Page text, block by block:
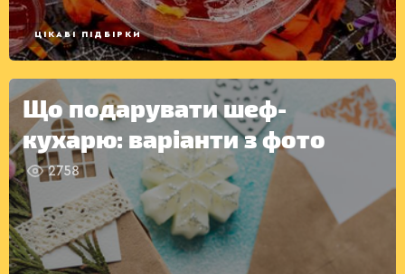
ЦІКАВІ ПІДБІРКИ
Що подарувати шеф-
кухарю: варіанти з фото
2758